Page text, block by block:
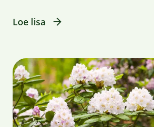
Loe lisa